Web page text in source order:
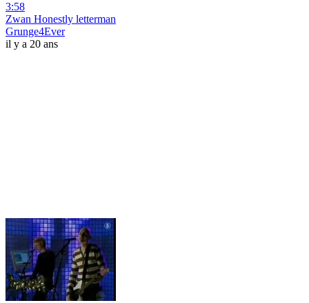
3:58
Zwan Honestly letterman
Grunge4Ever
il y a 20 ans